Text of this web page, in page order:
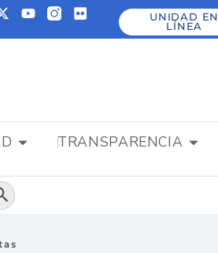
UNIDAD EN
LÍNEA
TRANSPARENCIA
de búsqueda